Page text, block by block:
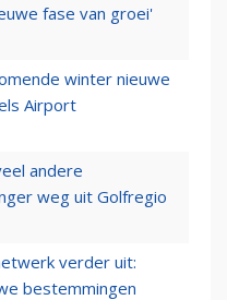
fase van groei'
winter nieuwe
Airport
andere
weg uit Golfregio
verder uit:
bestemmingen